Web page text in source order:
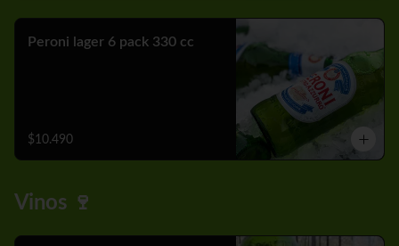
Peroni lager 6 pack 330 cc
$10.490
Vinos 🍷